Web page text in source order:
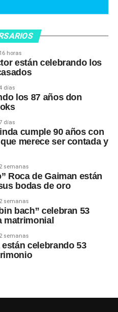
16 horas
están celebrando los
días
los 87 años don
días
cumple 90 años con
merece ser contada y
2 semanas
Roca de Gaiman están
bodas de oro
2 semanas
bach” celebran 53
matrimonial
2 semanas
celebrando 53